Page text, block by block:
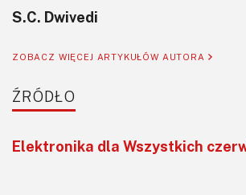
S.C. Dwivedi
ZOBACZ WIĘCEJ ARTYKUŁÓW AUTORA
ŹRÓDŁO
Elektronika dla Wszystkich